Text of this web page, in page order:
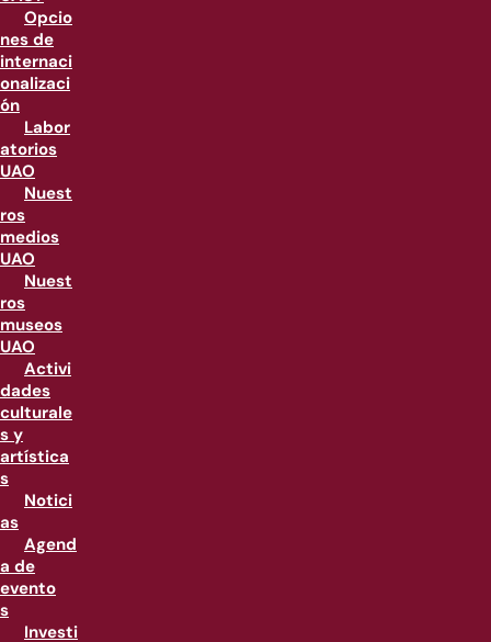
Opcio
nes de
internaci
onalizaci
ón
Labor
atorios
UAO
Nuest
ros
medios
UAO
Nuest
ros
museos
UAO
Activi
dades
culturale
s y
artística
s
Notici
as
Agend
a de
evento
s
Investi